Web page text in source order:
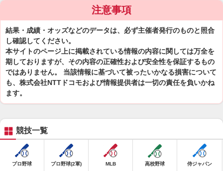
注意事項
結果・成績・オッズなどのデータは、必ず主催者発行のものと照合
し確認してください。
本サイトのページ上に掲載されている情報の内容に関しては万全を
期しておりますが、その内容の正確性および安全性を保証するもの
ではありません。 当該情報に基づいて被ったいかなる損害について
も、株式会社NTTドコモおよび情報提供者は一切の責任を負いかね
ます。
競技一覧
プロ野球 プロ野球(2軍) MLB 高校野球 侍ジャパン